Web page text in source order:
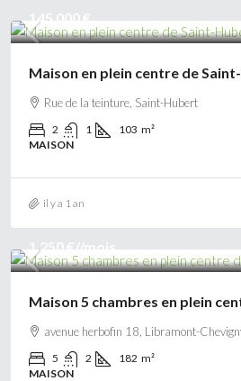
145 000 €
Maison en plein centre de
Rue de la teinture, Saint-Hubert
2 1 103 m²
MAISON
il y a 1 an
1 250 €//mois
Maison 5 chambres en plein
avenue herbofin 18, Libramont-
5 2 182 m²
MAISON